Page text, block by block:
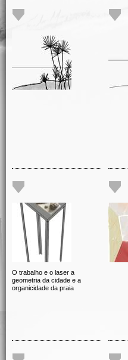
O trabalho e o laser a
geometria da cidade e a
organicidade da praia